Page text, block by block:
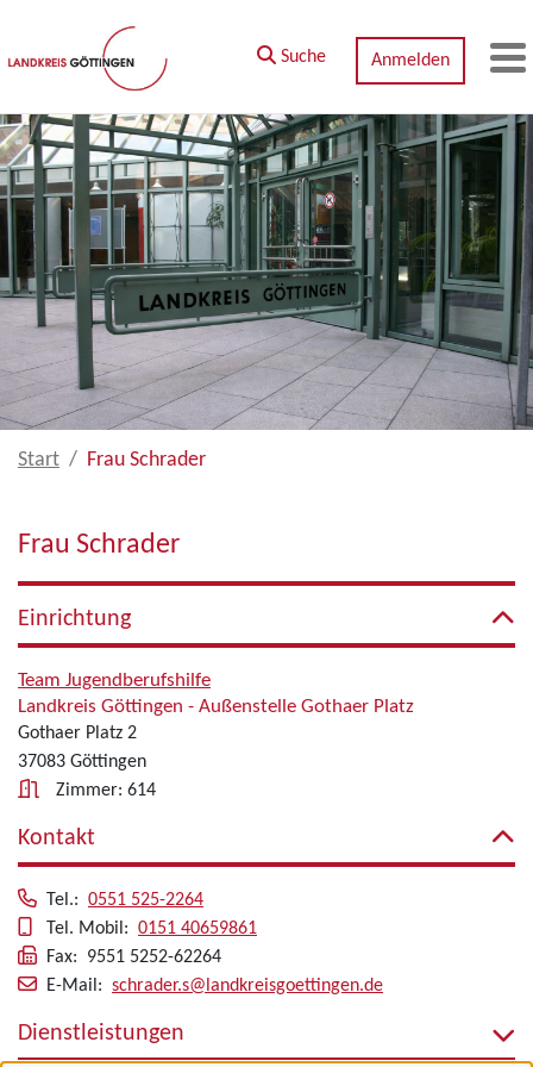
Zum Hauptinhalt springen
Suche
Anmelden
Start Frau Schrader
Frau Schrader
Einrichtung
Team Jugendberufshilfe
Landkreis Göttingen - Außenstelle Gothaer Platz
Gothaer Platz 2
37083 Göttingen
Zimmer: 614
Kontakt
Tel.: 0551 525-2264
Tel. Mobil: 0151 40659861
Fax: 9551 5252-62264
E-Mail: schrader.s@landkreisgoettingen.de
Dienstleistungen